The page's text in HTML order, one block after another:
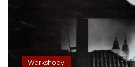
Workshopy